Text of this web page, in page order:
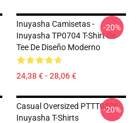
Inuyasha Camisetas -
Inuyasha TP0704 T-Shirt De
Tee De Diseño Moderno
24,38 € - 28,06 €
-20%
Casual Oversized PTTT0306
Inuyasha T-Shirts
-20%